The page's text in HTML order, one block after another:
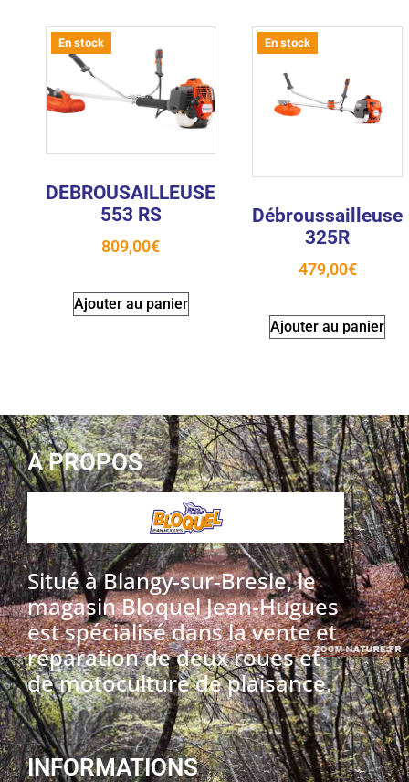
En stock
DEBROUSAILLEUSE
553 RS
809,00€
Ajouter au panier
En stock
Débroussailleuse
325R
479,00€
Ajouter au panier
A PROPOS
Situé à Blangy-sur-Bresle, le
magasin Bloquel Jean-Hugues
est spécialisé dans la vente et
réparation de deux roues et
de motoculture de plaisance.
INFORMATIONS